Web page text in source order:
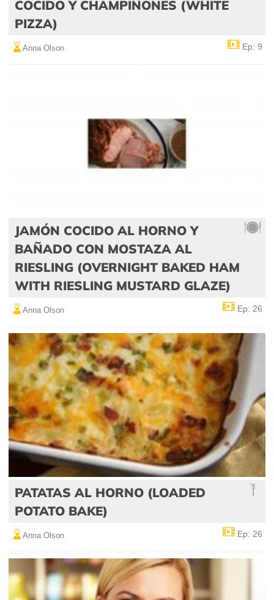
COCIDO Y CHAMPIÑONES (WHITE
PIZZA)
Anna Olson Ep: 9
JAMÓN COCIDO AL HORNO Y
BAÑADO CON MOSTAZA AL
RIESLING (OVERNIGHT BAKED HAM
WITH RIESLING MUSTARD GLAZE)
Anna Olson Ep: 26
PATATAS AL HORNO (LOADED
POTATO BAKE)
Anna Olson Ep: 26